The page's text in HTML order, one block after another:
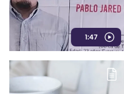
1:47